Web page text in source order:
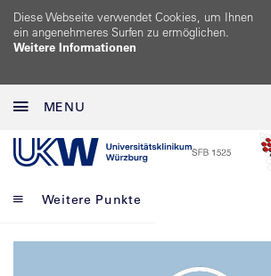
Diese Webseite verwendet Cookies, um Ihnen
ein angenehmeres Surfen zu ermöglichen.
Weitere Informationen
MENU
Weitere Punkte